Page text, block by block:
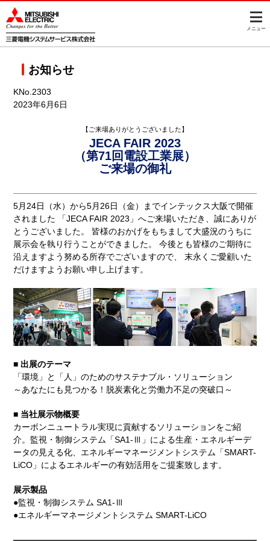
メニュー
お知らせ
KNo.2303
2023年6月6日
【ご来場ありがとうございました】
JECA FAIR 2023
（第71回電設工業展）
ご来場の御礼
5月24日（水）から5月26日（金）までインテックス大阪で開催
されました 「JECA FAIR 2023」へご来場いただき、誠にありが
とうございました。 皆様のおかげをもちまして大盛況のうちに
展示会を執り行うことができました。 今後とも皆様のご期待に
沿えますよう努める所存でございますので、 末永くご愛顧いた
だけますようお願い申し上げます。
■ 出展のテーマ
「環境」と「人」のためのサステナブル・ソリューション
～あなたにも見つかる！脱炭素化と労働力不足の突破口～
■ 当社展示物概要
カーボンニュートラル実現に貢献するソリューションをご紹
介。監視・制御システム「SA1-Ⅲ」による生産・エネルギーデ
ータの見える化、エネルギーマネージメントシステム「SMART-
LiCO」によるエネルギーの有効活用をご提案致します。
展示製品
●監視・制御システム SA1-Ⅲ
●エネルギーマネージメントシステム SMART-LiCO